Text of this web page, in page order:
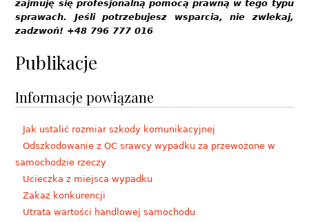
zajmuję się profesjonalną pomocą prawną w tego typu
sprawach. Jeśli potrzebujesz wsparcia, nie zwlekaj,
zadzwoń! +48 796 777 016
Publikacje
Informacje powiązane
Jak ustalić rozmiar szkody komunikacyjnej
Odszkodowanie z OC srawcy wypadku za przewożone w
samochodzie rzeczy
Ucieczka z miejsca wypadku
Zakaz konkurencji
Utrata wartości handlowej samochodu